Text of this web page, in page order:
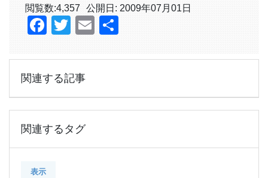
閲覧数:4,357 公開日: 2009年07月01日
Facebook
TwitterEmail
関連する記事
関連するタグ
表示